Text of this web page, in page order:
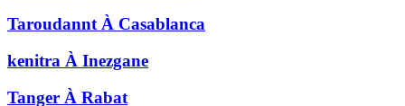
Taroudannt À Casablanca
kenitra À Inezgane
Tanger À Rabat